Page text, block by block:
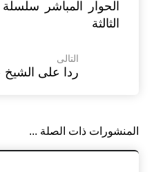
الحوار المباشر
الثالثة
التالى
ردا على الشيخ
المنشورات ذات الصلة ...